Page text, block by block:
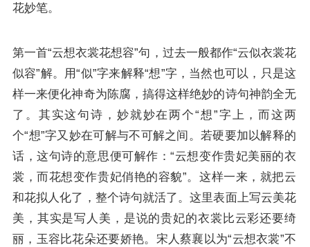
花妙笔。
第一首“云想衣裳花想容”句，过去一般都作“云似衣裳花
似容”解。用“似”字来解释“想”字，当然也可以，只是这
样一来便化神奇为陈腐，搞得这样绝妙的诗句神韵全无
了。其实这句诗，妙就妙在两个“想”字上，而这两
个“想”字又妙在可解与不可解之间。若硬要加以解释的
话，这句诗的意思便可解作：“云想变作贵妃美丽的衣
裳，而花想变作贵妃俏艳的容貌”。这样一来，就把云
和花拟人化了，整个诗句就活了。这里表面上写云美花
美，其实是写人美，是说的贵妃的衣裳比云彩还要绮
丽，玉容比花朵还要娇艳。宋人蔡襄以为“云想衣裳”不